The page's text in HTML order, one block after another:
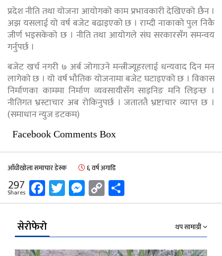
प्रदेश नीति तथा योजना आयोगको काम प्रभावकारी देखिएको छैन ।
अझ यसलाई यो वर्ष बजेट बढाइएको छ । राम्दी नाकाको पुल निकै
जीर्ण भइसकेको छ । नीति तथा आयोगले संघ सरकारसँग समन्वय
गर्नुपर्छ ।
बजेट खर्च नगरी ७ अर्ब जोगाउने मन्त्रीज्यूहरलाई धन्यवाद दिन मन
लागेको छ । यो वर्ष भौतिक योजनामा बजेट घटाइएको छ । विकास
निर्माणका काममा निर्माण व्यवसायीसँग साइनिङ मनि लिइन्छ ।
नीतिगत भ्रस्टाचार अब रोकिनुपर्छ । जताततै भ्रष्टाचार व्याप्त छ ।
(समाधान न्युज डटकम)
Facebook Comments Box
आँधीखोला समाचार डेस्क ६ वर्ष अगाडि
297
Shares Facebook
Twitter
Messenger
Copy
Link
सेरोफेरो थप सामाग्री